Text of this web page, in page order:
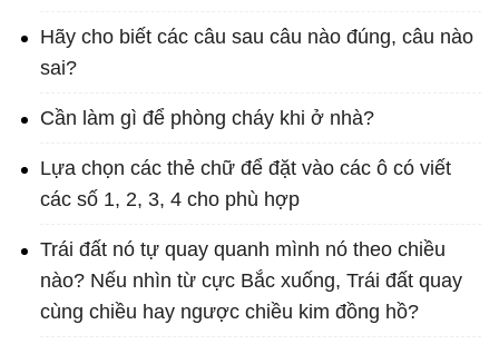
Hãy cho biết các câu sau câu nào đúng, câu nào
sai?
Cần làm gì để phòng cháy khi ở nhà?
Lựa chọn các thẻ chữ để đặt vào các ô có viết
các số 1, 2, 3, 4 cho phù hợp
Trái đất nó tự quay quanh mình nó theo chiều
nào? Nếu nhìn từ cực Bắc xuống, Trái đất quay
cùng chiều hay ngược chiều kim đồng hồ?